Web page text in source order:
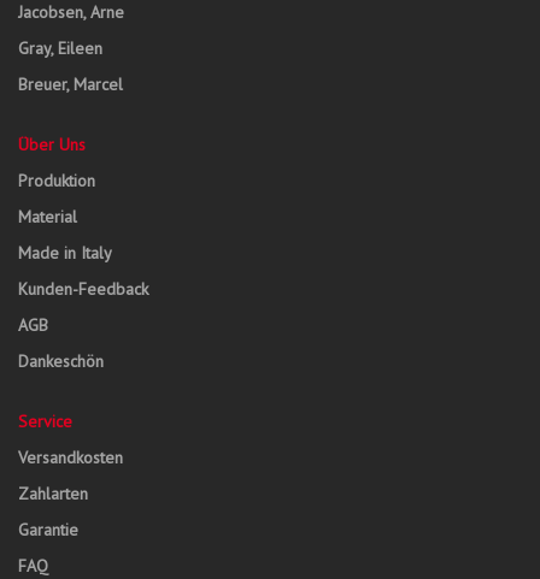
Jacobsen, Arne
Gray, Eileen
Breuer, Marcel
Über Uns
Produktion
Material
Made in Italy
Kunden-Feedback
AGB
Dankeschön
Service
Versandkosten
Zahlarten
Garantie
FAQ